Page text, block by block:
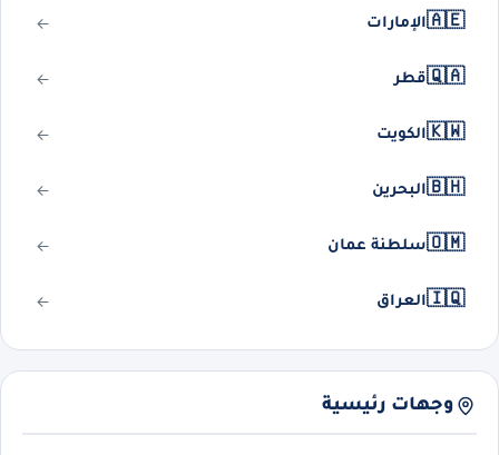
🇦🇪الإمارات
🇶🇦قطر
🇰🇼الكويت
🇧🇭البحرين
🇴🇲سلطنة عمان
🇮🇶العراق
وجهات رئيسية